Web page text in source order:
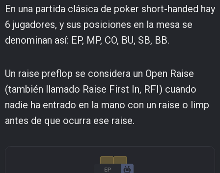
En una partida clásica de poker short-handed hay
6 jugadores, y sus posiciones en la mesa se
denominan así: EP, MP, CO, BU, SB, BB.
Un raise preflop se considera un Open Raise
(también llamado Raise First In, RFI) cuando
nadie ha entrado en la mano con un raise o limp
antes de que ocurra ese raise.